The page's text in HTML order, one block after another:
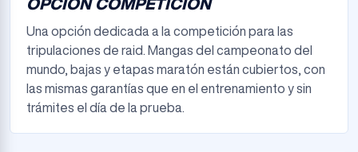
OPCIÓN COMPETICIÓN
Una opción dedicada a la competición para las
tripulaciones de raid. Mangas del campeonato del
mundo, bajas y etapas maratón están cubiertos, con
las mismas garantías que en el entrenamiento y sin
trámites el día de la prueba.